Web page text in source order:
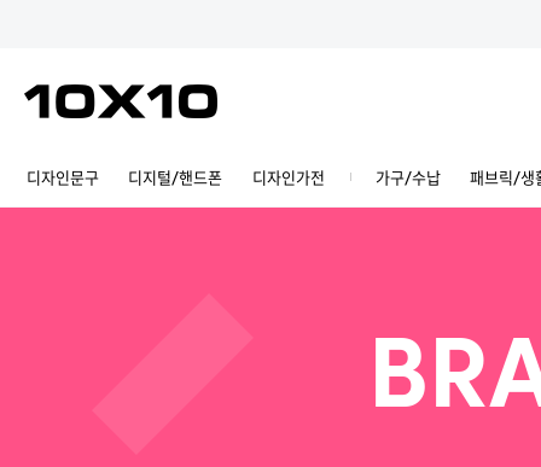
디자인문구 디지털/핸드폰 디자인가전 가구/수납 패브릭/생